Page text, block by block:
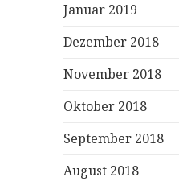
Januar 2019
Dezember 2018
November 2018
Oktober 2018
September 2018
August 2018